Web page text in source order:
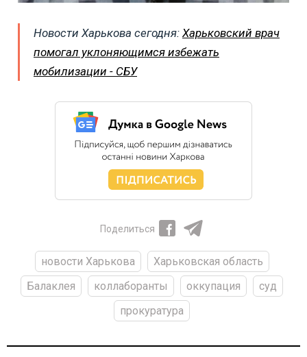
Новости Харькова сегодня: Харьковский врач
помогал уклоняющимся избежать
мобилизации - СБУ
Поделиться
новости Харькова
Харьковская область
Балаклея
коллаборанты оккупация
суд
прокуратура